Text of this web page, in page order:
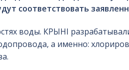
соответствовать
воды. КРЫНI
а именно: